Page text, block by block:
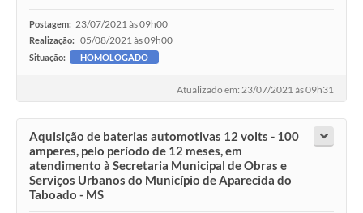
Postagem: 23/07/2021 às 09h00
Realização: 05/08/2021 às 09h00
Situação: HOMOLOGADO
Atualizado em: 23/07/2021 às 09h31
Aquisição de baterias automotivas 12 volts - 100
amperes, pelo período de 12 meses, em
atendimento à Secretaria Municipal de Obras e
Serviços Urbanos do Município de Aparecida do
Taboado - MS